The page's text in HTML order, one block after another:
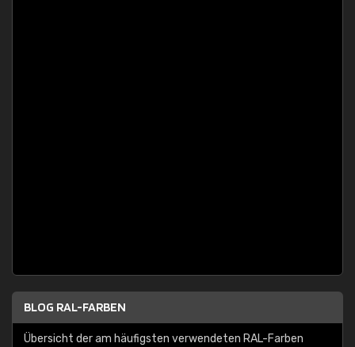
BLOG RAL-FARBEN
Übersicht der am häufigsten verwendeten RAL-Farben